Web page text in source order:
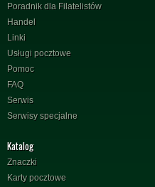
Poradnik dla Filatelistów
Handel
Linki
Usługi pocztowe
Pomoc
FAQ
Serwis
Serwisy specjalne
Katalog
Znaczki
Karty pocztowe